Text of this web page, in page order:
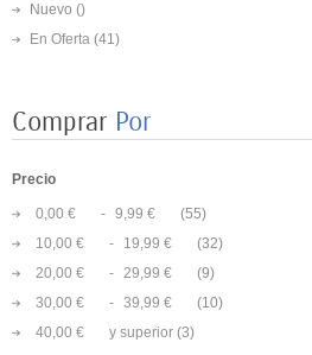
Nuevo ()
En Oferta (41)
Comprar Por
Precio
0,00 € - 9,99 €
(55)
10,00 €
- 19,99 €
(32)
20,00 €
- 29,99 €
(9)
30,00 €
- 39,99 €
(10)
40,00 €
y superior (3)
8 PLATOS MARIPOSAS
3,50 €